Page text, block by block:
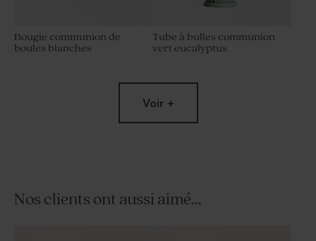
Bougie communion de
boules blanches
Tube à bulles communion
vert eucalyptus
Voir +
Nos clients ont aussi aimé...